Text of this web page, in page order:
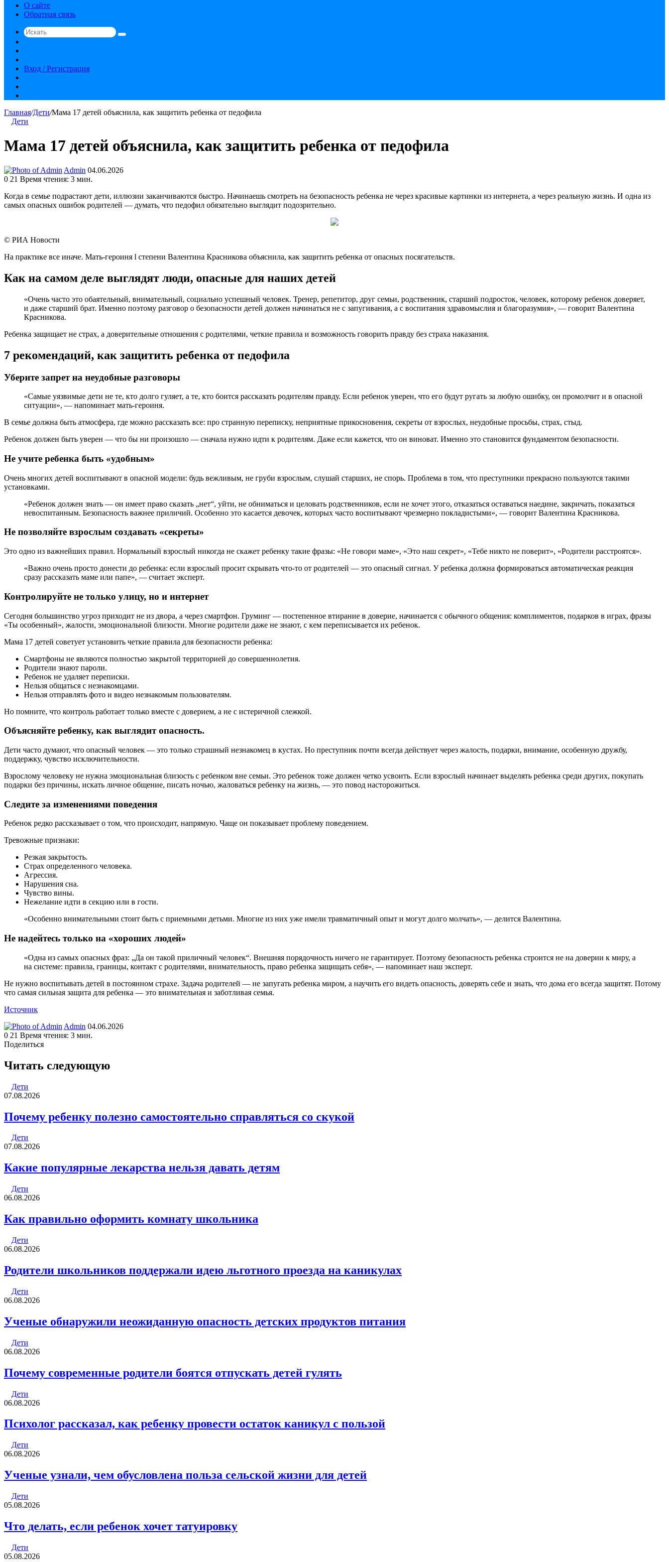
О сайте
Обратная связь
Искать
статья
Вход / Регистрация
Главная/Дети/Мама 17 детей объяснила, как защитить ребенка от педофила
Дети
Мама 17 детей объяснила, как защитить ребенка от педофила
Admin Send
an
04.06.2026
0 21 Время чтения: 3 мин.
Когда в семье подрастают дети, иллюзии заканчиваются быстро. Начинаешь смотреть на безопасность ребенка не через красивые картинки из интернета, а через реальную жизнь. И одна из
самых опасных ошибок родителей — думать, что педофил обязательно выглядит подозрительно.
© РИА Новости
На практике все иначе. Мать-героиня l степени Валентина Красникова объяснила, как защитить ребенка от опасных посягательств.
Как на самом деле выглядят люди, опасные для наших детей
«Очень часто это обаятельный, внимательный, социально успешный человек. Тренер, репетитор, друг семьи, родственник, старший подросток, человек, которому ребенок доверяет,
и даже старший брат. Именно поэтому разговор о безопасности детей должен начинаться не с запугивания, а с воспитания здравомыслия и благоразумия», — говорит Валентина
Красникова.
Ребенка защищает не страх, а доверительные отношения с родителями, четкие правила и возможность говорить правду без страха наказания.
7 рекомендаций, как защитить ребенка от педофила
Уберите запрет на неудобные разговоры
«Самые уязвимые дети не те, кто долго гуляет, а те, кто боится рассказать родителям правду. Если ребенок уверен, что его будут ругать за любую ошибку, он промолчит и в опасной
ситуации», — напоминает мать-героиня.
В семье должна быть атмосфера, где можно рассказать все: про странную переписку, неприятные прикосновения, секреты от взрослых, неудобные просьбы, страх, стыд.
Ребенок должен быть уверен — что бы ни произошло — сначала нужно идти к родителям. Даже если кажется, что он виноват. Именно это становится фундаментом безопасности.
Не учите ребенка быть «удобным»
Очень многих детей воспитывают в опасной модели: будь вежливым, не груби взрослым, слушай старших, не спорь. Проблема в том, что преступники прекрасно пользуются такими
установками.
«Ребенок должен знать — он имеет право сказать „нет“, уйти, не обниматься и целовать родственников, если не хочет этого, отказаться оставаться наедине, закричать, показаться
невоспитанным. Безопасность важнее приличий. Особенно это касается девочек, которых часто воспитывают чрезмерно покладистыми», — говорит Валентина Красникова.
Не позволяйте взрослым создавать «секреты»
Это одно из важнейших правил. Нормальный взрослый никогда не скажет ребенку такие фразы: «Не говори маме», «Это наш секрет», «Тебе никто не поверит», «Родители расстроятся».
«Важно очень просто донести до ребенка: если взрослый просит скрывать что-то от родителей — это опасный сигнал. У ребенка должна формироваться автоматическая реакция
сразу рассказать маме или папе», — считает эксперт.
Контролируйте не только улицу, но и интернет
Сегодня большинство угроз приходит не из двора, а через смартфон. Груминг — постепенное втирание в доверие, начинается с обычного общения: комплиментов, подарков в играх, фразы
«Ты особенный», жалости, эмоциональной близости. Многие родители даже не знают, с кем переписывается их ребенок.
Мама 17 детей советует установить четкие правила для безопасности ребенка:
Смартфоны не являются полностью закрытой территорией до совершеннолетия.
Родители знают пароли.
Ребенок не удаляет переписки.
Нельзя общаться с незнакомцами.
Нельзя отправлять фото и видео незнакомым пользователям.
Но помните, что контроль работает только вместе с доверием, а не с истеричной слежкой.
Объясняйте ребенку, как выглядит опасность.
Дети часто думают, что опасный человек — это только страшный незнакомец в кустах. Но преступник почти всегда действует через жалость, подарки, внимание, особенную дружбу,
поддержку, чувство исключительности.
Взрослому человеку не нужна эмоциональная близость с ребенком вне семьи. Это ребенок тоже должен четко усвоить. Если взрослый начинает выделять ребенка среди других, покупать
подарки без причины, искать личное общение, писать ночью, жаловаться ребенку на жизнь, — это повод насторожиться.
Следите за изменениями поведения
Ребенок редко рассказывает о том, что происходит, напрямую. Чаще он показывает проблему поведением.
Тревожные признаки:
Резкая закрытость.
Страх определенного человека.
Агрессия.
Нарушения сна.
Чувство вины.
Нежелание идти в секцию или в гости.
«Особенно внимательными стоит быть с приемными детьми. Многие из них уже имели травматичный опыт и могут долго молчать», — делится Валентина.
Не надейтесь только на «хороших людей»
«Одна из самых опасных фраз: „Да он такой приличный человек“. Внешняя порядочность ничего не гарантирует. Поэтому безопасность ребенка строится не на доверии к миру, а
на системе: правила, границы, контакт с родителями, внимательность, право ребенка защищать себя», — напоминает наш эксперт.
Не нужно воспитывать детей в постоянном страхе. Задача родителей — не запугать ребенка миром, а научить его видеть опасность, доверять себе и знать, что дома его всегда защитят. Потому
что самая сильная защита для ребенка — это внимательная и заботливая семья.
Источник
Admin Send
an
04.06.2026
0 21 Время чтения: 3 мин.
Поделиться
через
электронную
Читать следующую
Дети
07.08.2026
Почему ребенку полезно самостоятельно справляться со скукой
Дети
07.08.2026
Какие популярные лекарства нельзя давать детям
Дети
06.08.2026
Как правильно оформить комнату школьника
Дети
06.08.2026
Родители школьников поддержали идею льготного проезда на каникулах
Дети
06.08.2026
Ученые обнаружили неожиданную опасность детских продуктов питания
Дети
06.08.2026
Почему современные родители боятся отпускать детей гулять
Дети
06.08.2026
Психолог рассказал, как ребенку провести остаток каникул с пользой
Дети
06.08.2026
Ученые узнали, чем обусловлена польза сельской жизни для детей
Дети
05.08.2026
Что делать, если ребенок хочет татуировку
Дети
05.08.2026